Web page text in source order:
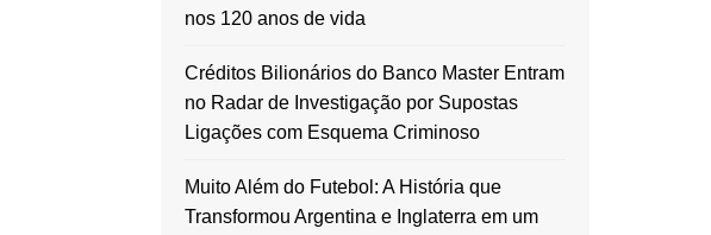
nos 120 anos de vida
Créditos Bilionários do Banco Master Entram
no Radar de Investigação por Supostas
Ligações com Esquema Criminoso
Muito Além do Futebol: A História que
Transformou Argentina e Inglaterra em um